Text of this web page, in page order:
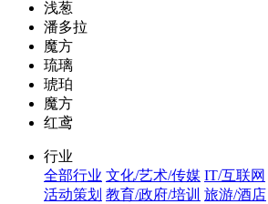
浅葱
潘多拉
魔方
琉璃
琥珀
魔方
红鸢
行业
全部行业 文化/艺术/传媒 IT/互联网
活动策划 教育/政府/培训 旅游/酒店